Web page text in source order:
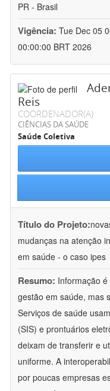
PR - Brasil
Vigência: Tue Dec 05
00:00:00 BRT 2026
Reis
COORDENADOR(A)
CIÊNCIAS DA SAÚDE
Saúde Coletiva
Título do Projeto:
mudanças na atenção
em saúde - o caso ipes
Resumo: Informação
gestão em saúde, mas
Serviços de saúde
(SIS) e prontuários
deixam de transferir e
uniforme. A
por poucas empresas